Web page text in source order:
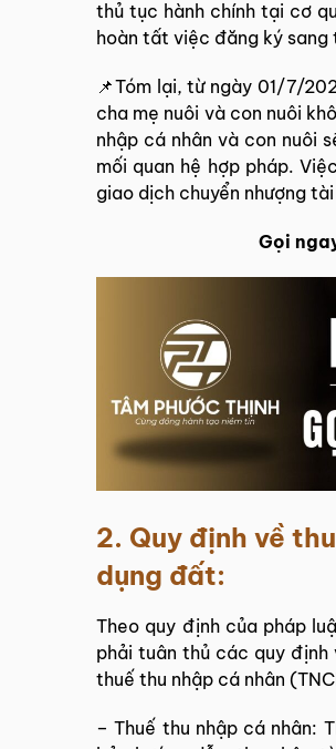
thủ tục hành chính tại cơ
hoàn tất việc đăng ký sang
📌Tóm lại, từ ngày 01/7/
cha mẹ nuôi và con nuôi
nhập cá nhân và con nuôi
mối quan hệ hợp pháp.
giao dịch chuyển nhượng tài
Gọi
2. Quy định về
dụng đất:
Theo quy định của pháp
phải tuân thủ các quy định
thuế thu nhập cá nhân
– Thuế thu nhập cá nhân: